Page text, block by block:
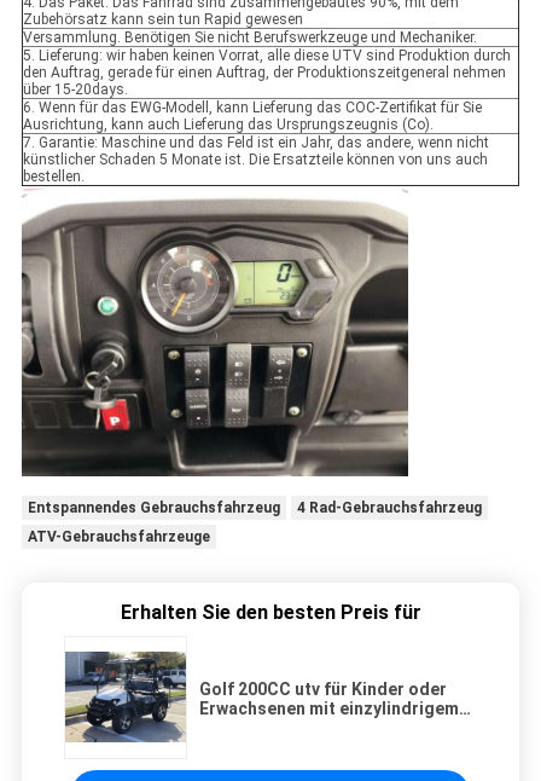
Zubehörsatz kann sein tun Rapid gewesen
Versammlung. Benötigen Sie nicht Berufswerkzeuge und Mechaniker.
5. Lieferung: wir haben keinen Vorrat, alle diese UTV sind Produktion durch
den Auftrag, gerade für einen Auftrag, der Produktionszeitgeneral nehmen
über 15-20days.
6. Wenn für das EWG-Modell, kann Lieferung das COC-Zertifikat für Sie
Ausrichtung, kann auch Lieferung das Ursprungszeugnis (Co).
7. Garantie: Maschine und das Feld ist ein Jahr, das andere, wenn nicht
künstlicher Schaden 5 Monate ist. Die Ersatzteile können von uns auch
bestellen.
Entspannendes Gebrauchsfahrzeug
4 Rad-Gebrauchsfahrzeug
ATV-Gebrauchsfahrzeuge
Erhalten Sie den besten Preis für
Golf 200CC utv für Kinder oder
Erwachsenen mit einzylindrigem